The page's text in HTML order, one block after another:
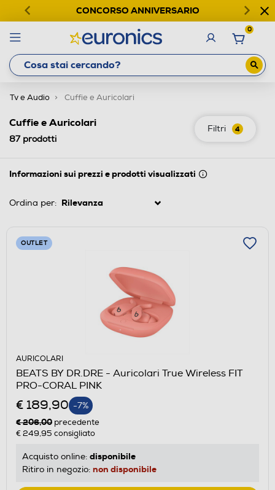
CONCORSO ANNIVERSARIO
0
Tv e Audio Cuffie e Auricolari
Filtri 4
Cuffie e Auricolari
87prodotti
Informazioni sui prezzi e prodotti visualizzati
Ordina per:
OUTLET
AURICOLARI
BEATS BY DR.DRE - Auricolari True Wireless FIT
PRO-CORAL PINK
€ 189,90 -7%
€ 206,00 precedente
€ 249,95 consigliato
Acquisto online: disponibile
Ritiro in negozio: non disponibile